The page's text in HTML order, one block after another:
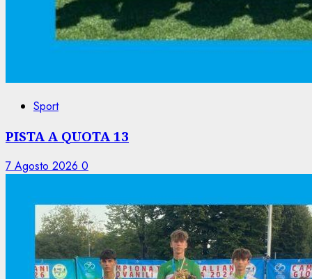
Sport
PISTA A QUOTA 13
7 Agosto 2026 0